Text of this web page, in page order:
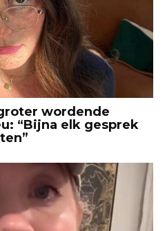
wordende
“Bijna elk gesprek